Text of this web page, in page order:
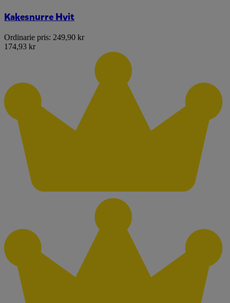
Kakesnurre Hvit
Ordinarie pris: 249,90 kr
174,93 kr